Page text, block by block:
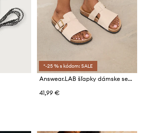
*-25 % s kódom: SALE
Answear.LAB šľapky dámske semišové
41,99 €